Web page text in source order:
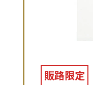
販路限定